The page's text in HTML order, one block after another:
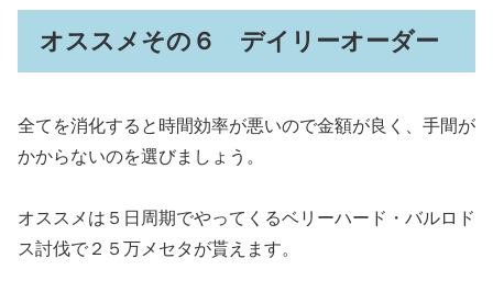
オススメその６ デイリーオーダー
全てを消化すると時間効率が悪いので金額が良く、手間が
かからないのを選びましょう。
オススメは５日周期でやってくるベリーハード・バルロド
ス討伐で２５万メセタが貰えます。